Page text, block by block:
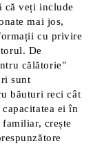
că veți include
mai jos,
cu privire
De
călătorie"
sunt
băuturi reci cât
ei în
crește